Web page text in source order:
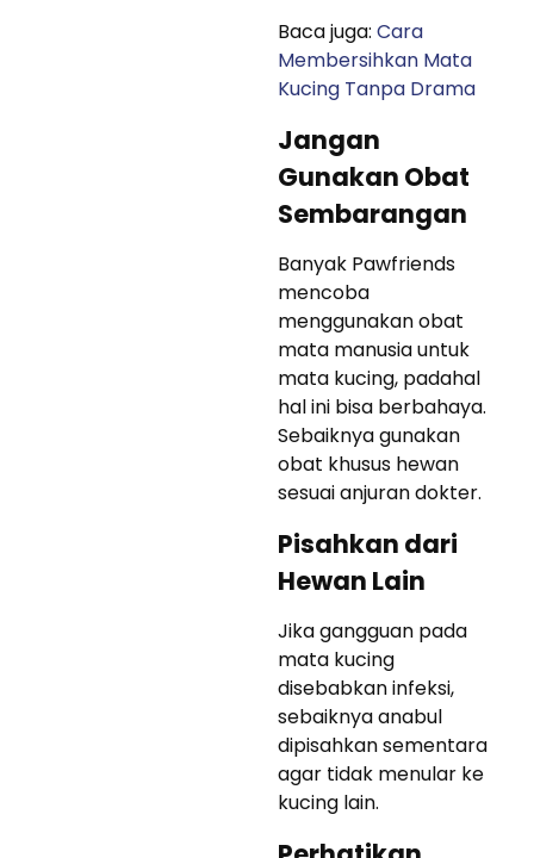
Baca juga: Cara
Membersihkan Mata
Kucing Tanpa Drama
Jangan
Gunakan Obat
Sembarangan
Banyak Pawfriends
mencoba
menggunakan obat
mata manusia untuk
mata kucing, padahal
hal ini bisa berbahaya.
Sebaiknya gunakan
obat khusus hewan
sesuai anjuran dokter.
Pisahkan dari
Hewan Lain
Jika gangguan pada
mata kucing
disebabkan infeksi,
sebaiknya anabul
dipisahkan sementara
agar tidak menular ke
kucing lain.